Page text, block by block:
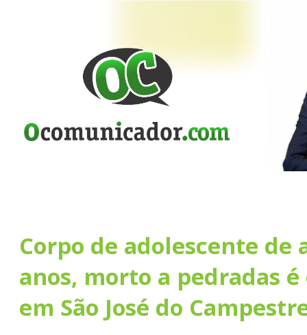
Corpo de adolescente de
anos, morto a pedradas
em São José do